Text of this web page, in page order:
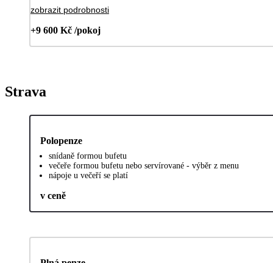
zobrazit podrobnosti
+9 600 Kč /pokoj
Strava
Polopenze
snídaně formou bufetu
večeře formou bufetu nebo servírované - výběr z menu
nápoje u večeří se platí
v ceně